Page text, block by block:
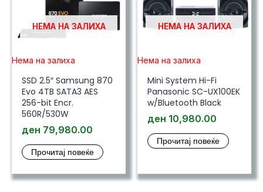
НЕМА НА ЗАЛИХА
Нема на залиха
SSD 2.5″ Samsung 870
Evo 4TB SATA3 AES
256-bit Encr.
560R/530W
ден 79,980.00
Прочитај повеќе
НЕМА НА ЗАЛИХА
Нема на залиха
Mini System Hi-Fi
Panasonic SC-UX100EK
w/Bluetooth Black
ден 10,980.00
Прочитај повеќе